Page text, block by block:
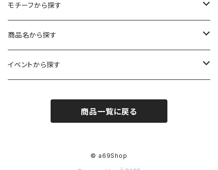
kuusou-kitte（空想切手・フレーム付）
レギュラーサイズ
コンパクトサイズ
イラスト（フレーム付）
サイン付イラスト（フレーム付）
アートワークス
ファブリックポスター
ガーゼスカーフ
てぬぐい
モチーフから探す
キャンプ - CAMPING
サーカス- CIRCUS
ウマ- HORSES
商品名から探す
kirie-deco
kuusou-kitte
イベントから探す
2021 きのうのすきま4
商品一覧に戻る
© a69Shop